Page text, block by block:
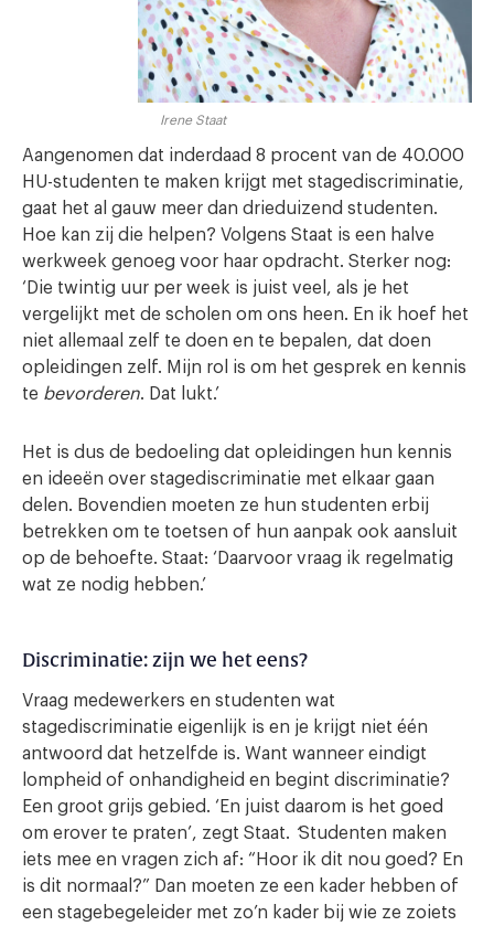
Irene Staat
Aangenomen dat inderdaad 8 procent van de 40.000
HU-studenten te maken krijgt met stagediscriminatie,
gaat het al gauw meer dan drieduizend studenten.
Hoe kan zij die helpen? Volgens Staat is een halve
werkweek genoeg voor haar opdracht. Sterker nog:
‘Die twintig uur per week is juist veel, als je het
vergelijkt met de scholen om ons heen. En ik hoef het
niet allemaal zelf te doen en te bepalen, dat doen
opleidingen zelf. Mijn rol is om het gesprek en kennis
te bevorderen. Dat lukt.’
Het is dus de bedoeling dat opleidingen hun kennis
en ideeën over stagediscriminatie met elkaar gaan
delen. Bovendien moeten ze hun studenten erbij
betrekken om te toetsen of hun aanpak ook aansluit
op de behoefte. Staat: ‘Daarvoor vraag ik regelmatig
wat ze nodig hebben.’
Discriminatie: zijn we het eens?
Vraag medewerkers en studenten wat
stagediscriminatie eigenlijk is en je krijgt niet één
antwoord dat hetzelfde is. Want wanneer eindigt
lompheid of onhandigheid en begint discriminatie?
Een groot grijs gebied. ‘En juist daarom is het goed
om erover te praten’, zegt Staat. ‘Studenten maken
iets mee en vragen zich af: “Hoor ik dit nou goed? En
is dit normaal?” Dan moeten ze een kader hebben of
een stagebegeleider met zo’n kader bij wie ze zoiets